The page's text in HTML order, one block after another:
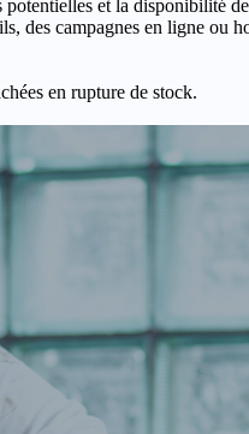
et la disponibilité
des campagnes en ligne ou
en rupture de stock.